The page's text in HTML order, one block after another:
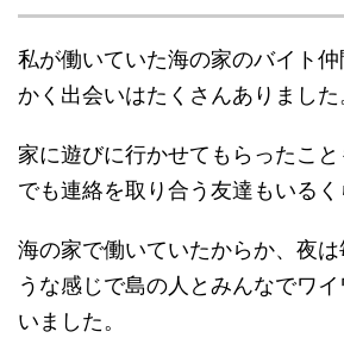
私が働いていた海の家のバイト
かく出会いはたくさんありました
家に遊びに行かせてもらったこ
でも連絡を取り合う友達もいるく
海の家で働いていたからか、夜は
うな感じで島の人とみんなでワ
いました。